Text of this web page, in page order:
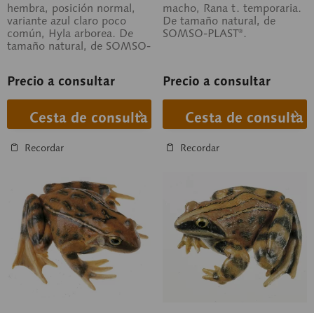
hembra, posición normal,
variante azul claro poco
común, Hyla arborea. De
tamaño natural, de SOMSO-
Precio a consultar
Cesta de consulta
Recordar
macho, Rana t. temporaria.
De tamaño natural, de
SOMSO-PLAST®.
Precio a consultar
Cesta de consulta
Recordar